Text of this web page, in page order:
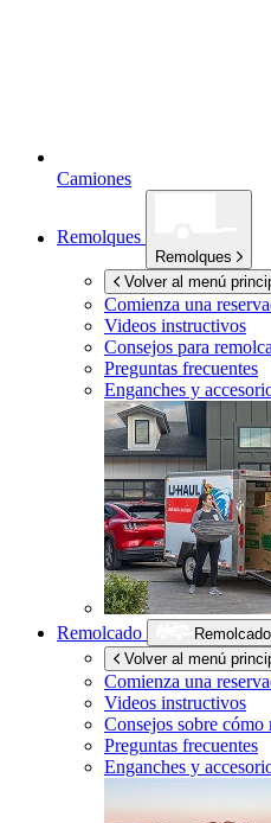
Camiones
Remolques
Remolques
Volver al menú
Comienza una
Videos instructivos
Consejos para
Preguntas frecuentes
Enganches y
Remolcado
Remolcado
Volver al menú
Comienza una
Videos instructivos
Consejos sobre cómo
Preguntas frecuentes
Enganches y